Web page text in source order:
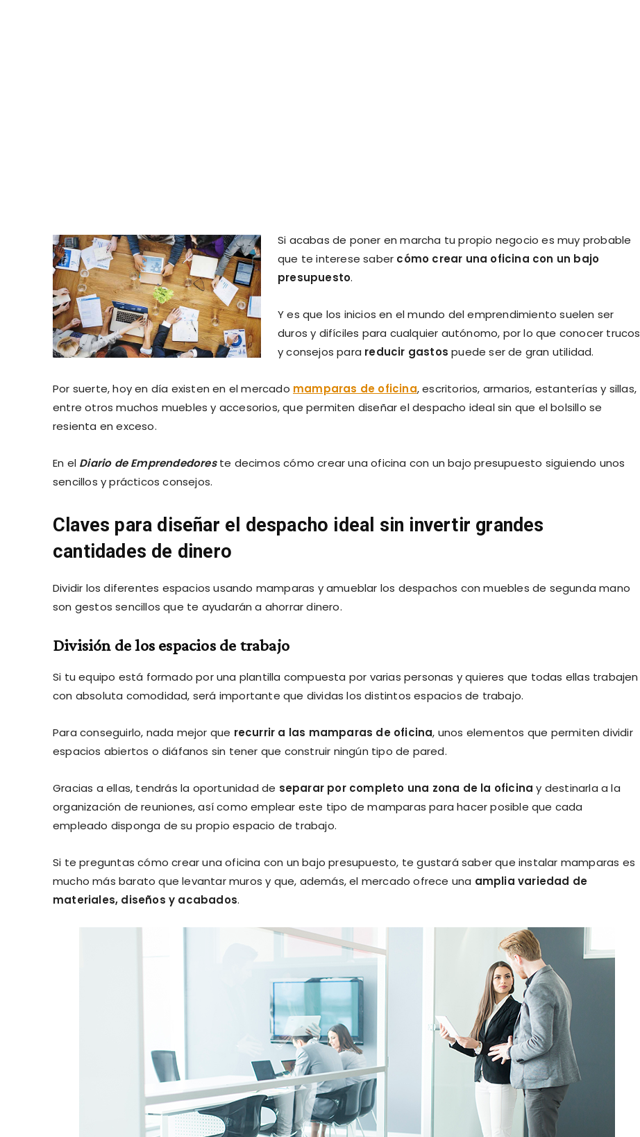
Si acabas de poner en marcha tu propio negocio es muy probable
que te interese saber cómo crear una oficina con un bajo
presupuesto.
Y es que los inicios en el mundo del emprendimiento suelen ser
duros y difíciles para cualquier autónomo, por lo que conocer trucos
y consejos para reducir gastospuede ser de gran utilidad.
Por suerte, hoy en día existen en el mercado mamparas de oficina, escritorios, armarios, estanterías y sillas,
entre otros muchos muebles y accesorios, que permiten diseñar el despacho ideal sin que el bolsillo se
resienta en exceso.
En el Diario de Emprendedoreste decimos cómo crear una oficina con un bajo presupuesto siguiendo unos
sencillos y prácticos consejos.
Claves para diseñar el despacho ideal sin invertir grandes
cantidades de dinero
Dividir los diferentes espacios usando mamparas y amueblar los despachos con muebles de segunda mano
son gestos sencillos que te ayudarán a ahorrar dinero.
División de los espacios de trabajo
Si tu equipo está formado por una plantilla compuesta por varias personas y quieres que todas ellas trabajen
con absoluta comodidad, será importante que dividas los distintos espacios de trabajo.
Para conseguirlo, nada mejor que recurrir a las mamparas de oficina, unos elementos que permiten dividir
espacios abiertos o diáfanos sin tener que construir ningún tipo de pared.
Gracias a ellas, tendrás la oportunidad de separar por completo una zona de la oficinay destinarla a la
organización de reuniones, así como emplear este tipo de mamparas para hacer posible que cada
empleado disponga de su propio espacio de trabajo.
Si te preguntas cómo crear una oficina con un bajo presupuesto, te gustará saber que instalar mamparas es
mucho más barato que levantar muros y que, además, el mercado ofrece una amplia variedad de
materiales, diseños y acabados.